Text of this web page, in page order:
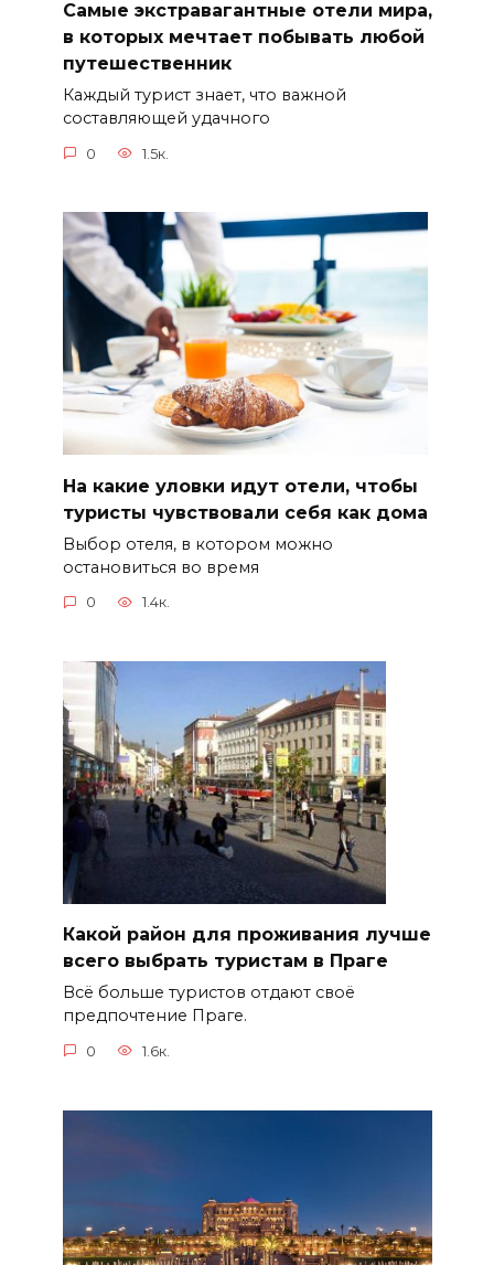
Самые экстравагантные отели мира,
в которых мечтает побывать любой
путешественник
Каждый турист знает, что важной
составляющей удачного
0 1.5к.
На какие уловки идут отели, чтобы
туристы чувствовали себя как дома
Выбор отеля, в котором можно
остановиться во время
0 1.4к.
Какой район для проживания лучше
всего выбрать туристам в Праге
Всё больше туристов отдают своё
предпочтение Праге.
0 1.6к.